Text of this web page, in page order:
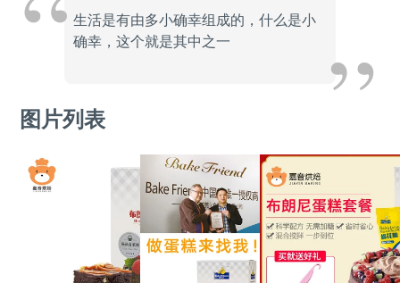
生活是有由多小确幸组成的，什么是小
确幸，这个就是其中之一
图片列表